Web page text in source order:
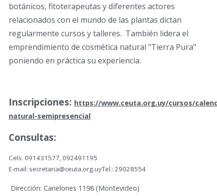
botánicos, fitoterapeutas y diferentes actores
relacionados con el mundo de las plantas dictan
regularmente cursos y talleres. También lidera el
emprendimiento de cosmética natural "Tierra Pura"
poniendo en práctica su experiencia.
Inscripciones: https://www.ceuta.org.uy/cursos/
natural-semipresencial
Consultas:
Cels. 091431577, 092491195
E-mail: secretaria@ceuta.org.uyTel.: 29028554
Dirección: Canelones 1198 (Montevideo)